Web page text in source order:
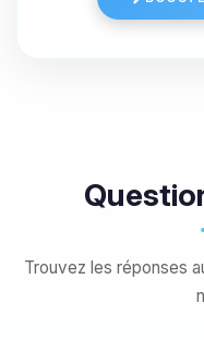
Trouvez les réponses